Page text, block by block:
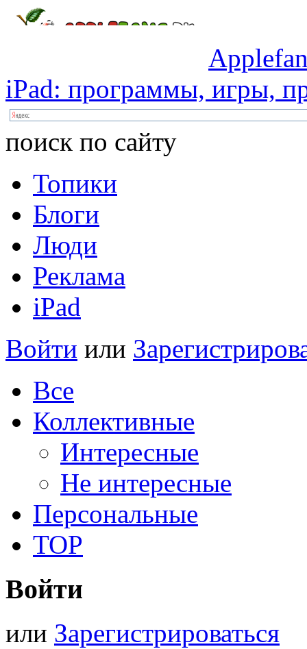
iPad: программы, игры,
поиск по сайту
Топики
Блоги
Люди
Реклама
iPad
Войти или
Все
Коллективные
Интересные
Не интересные
Персональные
TOP
Войти
или Зарегистрироваться